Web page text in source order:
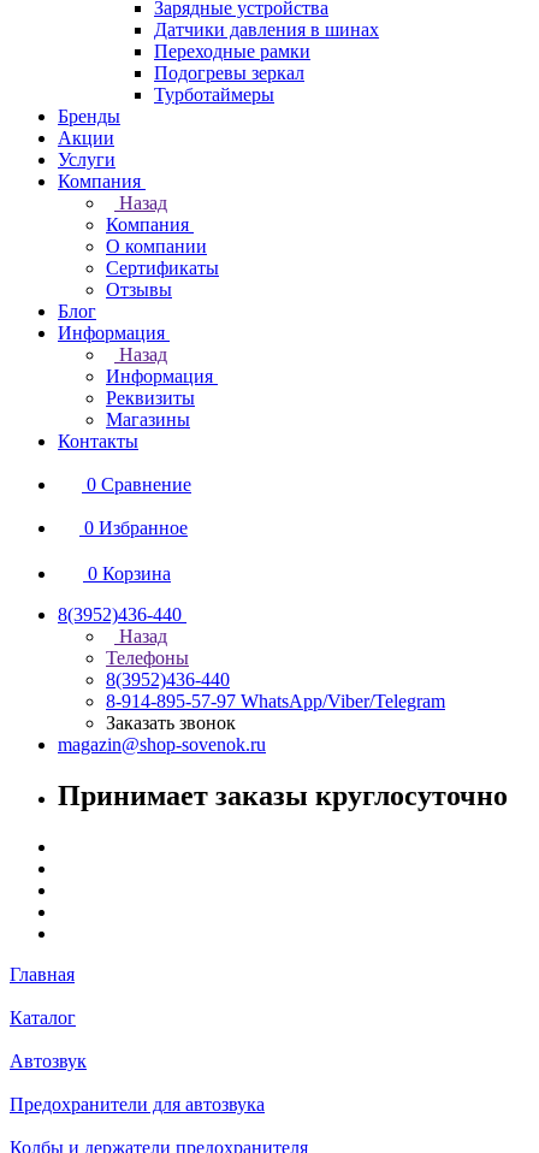
Зарядные устройства
Датчики давления в шинах
Переходные рамки
Подогревы зеркал
Турботаймеры
Бренды
Акции
Услуги
Компания
Назад
Компания
О компании
Сертификаты
Отзывы
Блог
Информация
Назад
Информация
Реквизиты
Магазины
Контакты
0 Сравнение
0 Избранное
0 Корзина
8(3952)436-440
Назад
Телефоны
8(3952)436-440
8-914-895-57-97 WhatsApp/Viber/Telegram
Заказать звонок
magazin@shop-sovenok.ru
Принимает заказы круглосуточно
Главная
Каталог
Автозвук
Предохранители для автозвука
Колбы и держатели предохранителя